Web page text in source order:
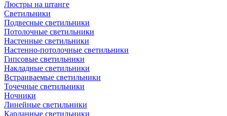
Люстры на штанге
Светильники
Подвесные светильники
Потолочные светильники
Настенные светильники
Настенно-потолочные светильники
Гипсовые светильники
Накладные светильники
Встраиваемые светильники
Точечные светильники
Ночники
Линейные светильники
Карданные светильники